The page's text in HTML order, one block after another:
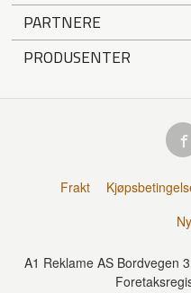
PARTNERE
PRODUSENTER
Frakt
A1 Reklame AS Bordvegen